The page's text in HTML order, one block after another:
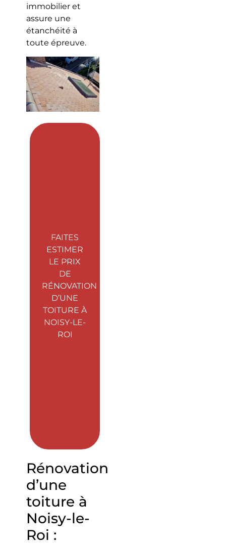
immobilier et
assure une
étanchéité à
toute épreuve.
FAITES
ESTIMER
LE PRIX
DE
RÉNOVATION
D’UNE
TOITURE À
NOISY-LE-
ROI
Rénovation
d’une
toiture à
Noisy-le-
Roi :